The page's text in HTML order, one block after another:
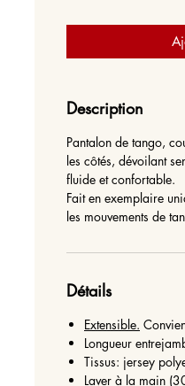
Description
Pantalon de tango,
les côtés, dévoilant
fluide et confortable.
Fait en exemplaire
les mouvements de
Détails
Extensible.
Longueur
Tissus: jersey
Laver à la main